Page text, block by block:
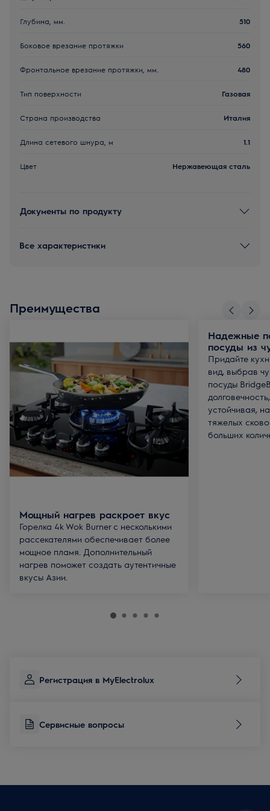
Глубина, мм. 510
Боковое врезание протяжки 560
Фронтальное врезание протяжки, мм. 480
Тип поверхности Газовая
Страна производства Италия
Длина сетевого шнура, м 1.1
Цвет Нержавеющая сталь
Документы по продукту
Все характеристики
Преимущества
Мощный нагрев раскроет вкус
Горелка 4k Wok Burner с несколькими
рассекателями обеспечивает более
мощное пламя. Дополнительный
нагрев поможет создать аутентичные
вкусы Азии.
Надежные
посуды из
Придайте
вид, выбрав
посуды
устойчивая,
тяжелых
больших
Регистрация в MyElectrolux
Сервисные вопросы